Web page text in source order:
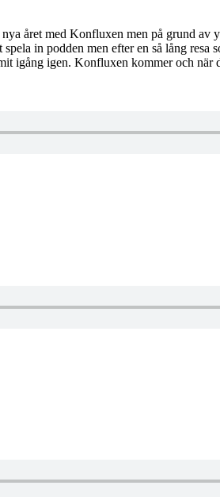
året med Konfluxen men på grund av
in podden men efter en så lång
igång igen. Konfluxen kommer och när